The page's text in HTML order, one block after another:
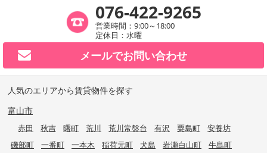
076-422-9265
営業時間：9:00～18:00
定休日：水曜
メールでお問い合わせ
人気のエリアから賃貸物件を探す
富山市
赤田 秋吉 曙町 荒川 荒川常盤台 有沢 粟島町
安養坊
磯部町
一番町 一本木 稲荷元町 犬島 岩瀬白山町
牛島町